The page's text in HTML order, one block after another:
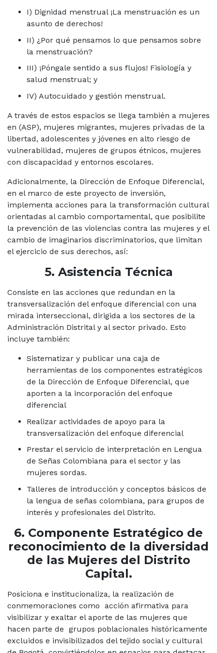
I) Dignidad menstrual ¡La menstruación es un
asunto de derechos!
II) ¿Por qué pensamos lo que pensamos sobre
la menstruación?
III) ¡Póngale sentido a sus flujos! Fisiología y
salud menstrual; y
IV) Autocuidado y gestión menstrual.
A través de estos espacios se llega también a mujeres
en (ASP), mujeres migrantes, mujeres privadas de la
libertad, adolescentes y jóvenes en alto riesgo de
vulnerabilidad, mujeres de grupos étnicos, mujeres
con discapacidad y entornos escolares.
Adicionalmente, la Dirección de Enfoque Diferencial,
en el marco de este proyecto de inversión,
implementa acciones para la transformación cultural
orientadas al cambio comportamental, que posibilite
la prevención de las violencias contra las mujeres y el
cambio de imaginarios discriminatorios, que limitan
el ejercicio de sus derechos, así:
5. Asistencia Técnica
Consiste en las acciones que redundan en la
transversalización del enfoque diferencial con una
mirada interseccional, dirigida a los sectores de la
Administración Distrital y al sector privado. Esto
incluye también:
Sistematizar y publicar una caja de
herramientas de los componentes estratégicos
de la Dirección de Enfoque Diferencial, que
aporten a la incorporación del enfoque
diferencial
Realizar actividades de apoyo para la
transversalización del enfoque diferencial
Prestar el servicio de interpretación en Lengua
de Señas Colombiana para el sector y las
mujeres sordas.
Talleres de introducción y conceptos básicos de
la lengua de señas colombiana, para grupos de
interés y profesionales del Distrito.
6. Componente Estratégico de
reconocimiento de la diversidad
de las Mujeres del Distrito
Capital.
Posiciona e institucionaliza, la realización de
conmemoraciones como acción afirmativa para
visibilizar y exaltar el aporte de las mujeres que
hacen parte de grupos poblacionales históricamente
excluidos e invisibilizados del tejido social y cultural